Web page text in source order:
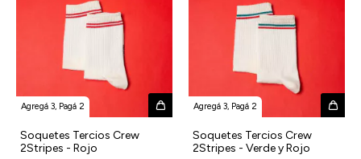
Agregá 3, Pagá 2
Soquetes Tercios Crew
2Stripes - Rojo
Agregá 3, Pagá 2
Soquetes Tercios Crew
2Stripes - Verde y Rojo